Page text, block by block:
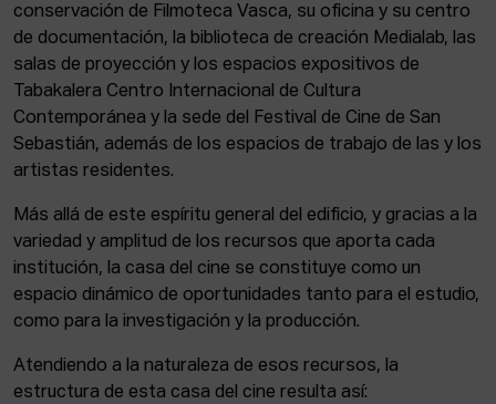
conservación de Filmoteca Vasca, su oficina y su centro
de documentación, la biblioteca de creación Medialab, las
salas de proyección y los espacios expositivos de
Tabakalera Centro Internacional de Cultura
Contemporánea y la sede del Festival de Cine de San
Sebastián, además de los espacios de trabajo de las y los
artistas residentes.
Más allá de este espíritu general del edificio, y gracias a la
variedad y amplitud de los recursos que aporta cada
institución, la casa del cine se constituye como un
espacio dinámico de oportunidades tanto para el estudio,
como para la investigación y la producción.
Atendiendo a la naturaleza de esos recursos, la
estructura de esta casa del cine resulta así: